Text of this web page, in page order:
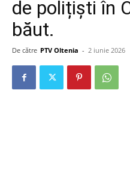
de polițiști în
băut.
De către PTV Oltenia - 2 iunie 2026